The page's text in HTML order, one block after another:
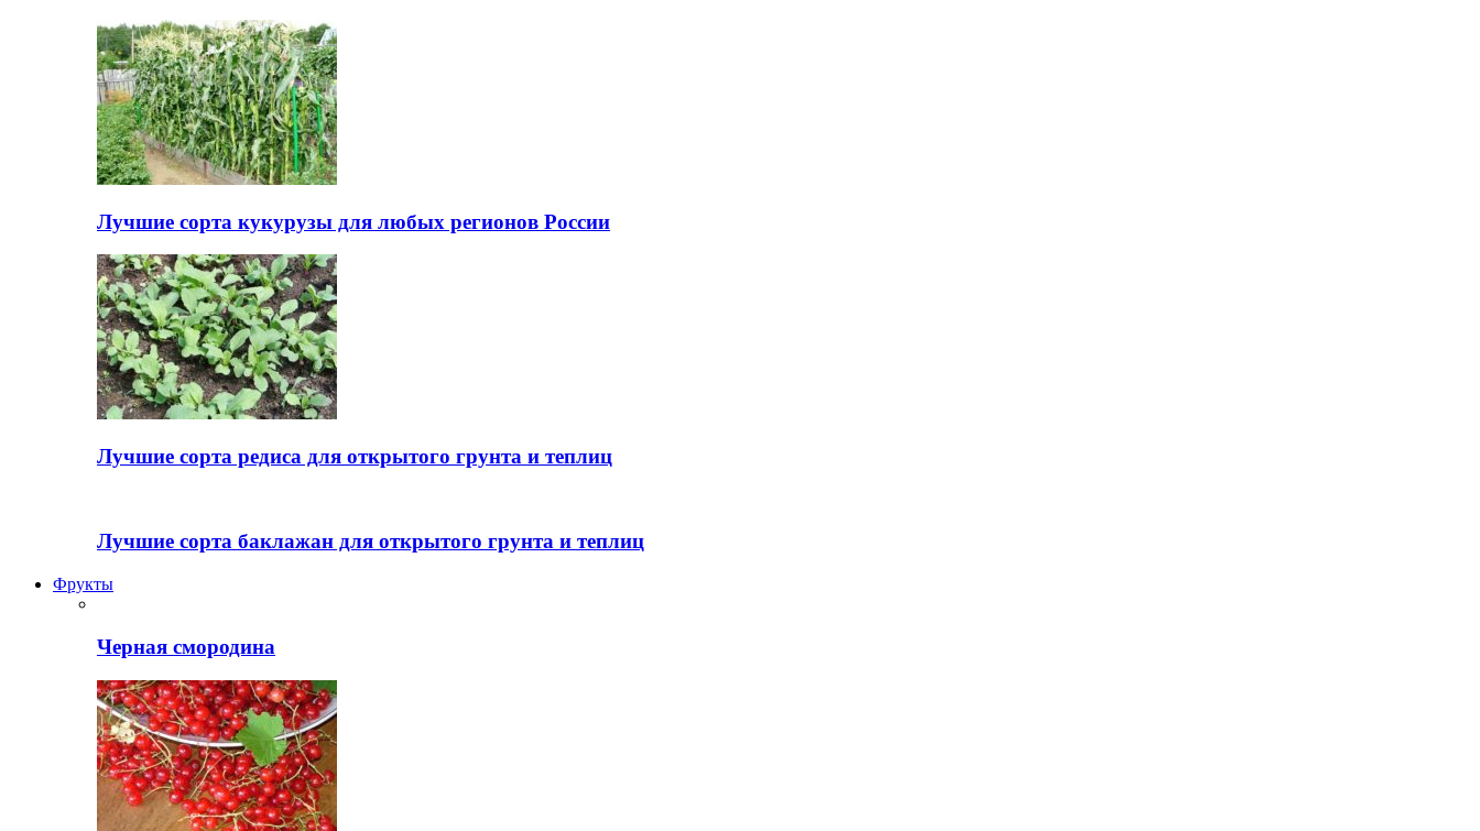
Лучшие сорта кукурузы для любых регионов России
Лучшие сорта редиса для открытого грунта и теплиц
Лучшие сорта баклажан для открытого грунта и теплиц
Фрукты
Черная смородина